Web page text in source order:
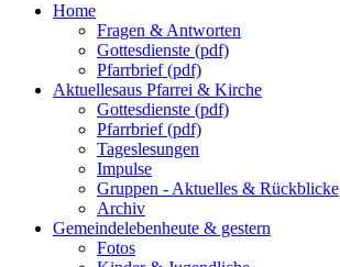
Home
Fragen & Antworten
Gottesdienste (pdf)
Pfarrbrief (pdf)
Aktuellesaus Pfarrei & Kirche
Gottesdienste (pdf)
Pfarrbrief (pdf)
Tageslesungen
Impulse
Gruppen - Aktuelles & Rückblicke
Archiv
Gemeindelebenheute & gestern
Fotos